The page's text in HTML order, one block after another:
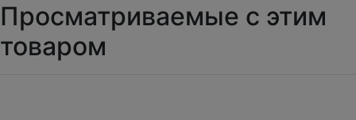
Просматриваемые с этим
товаром